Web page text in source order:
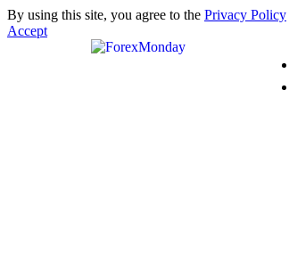
By using this site, you agree to the Privacy Policy
Accept